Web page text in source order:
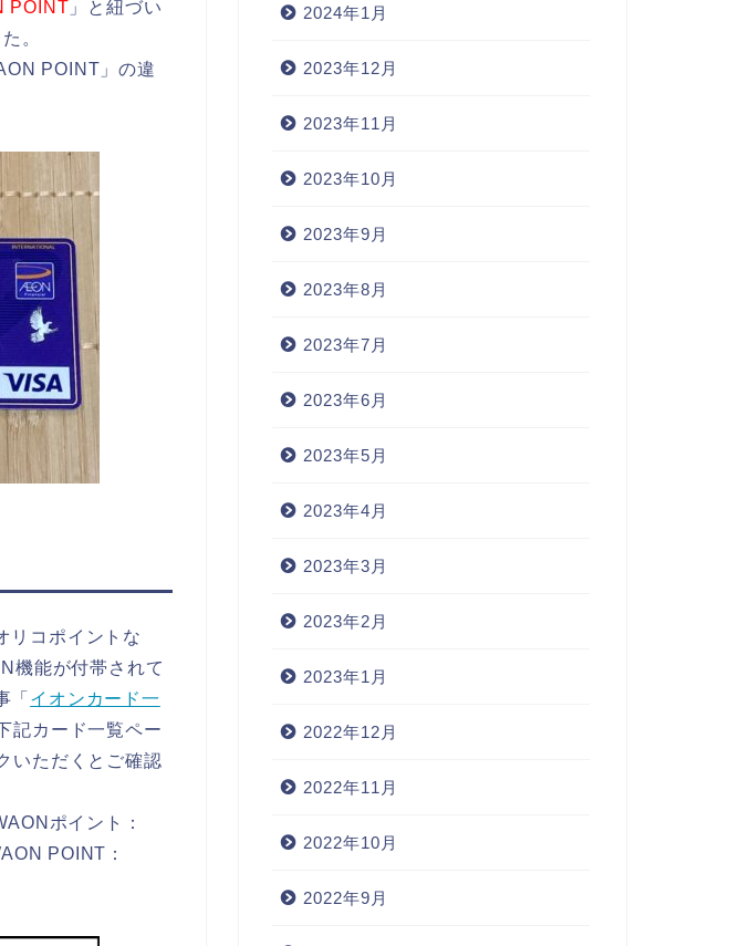
POINT 」と紐づい
。
POINT」の違
リコポイントな
機能が付帯されて
「 イオンカード一
記カード一覧ペー
いただくとご確認
ポイント：
POINT：
2024年1月
2023年12月
2023年11月
2023年10月
2023年9月
2023年8月
2023年7月
2023年6月
2023年5月
2023年4月
2023年3月
2023年2月
2023年1月
2022年12月
2022年11月
2022年10月
2022年9月